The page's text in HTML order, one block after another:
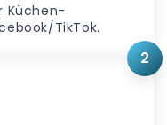
Küchen-
TikTok.
2